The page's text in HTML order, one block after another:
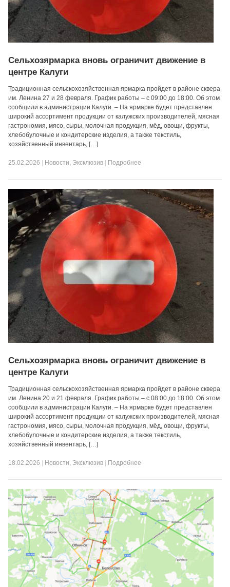
Сельхозярмарка вновь ограничит движение в
центре Калуги
Традиционная сельскохозяйственная ярмарка пройдет в районе сквера
им. Ленина 27 и 28 февраля. График работы – с 09:00 до 18:00. Об этом
сообщили в администрации Калуги. – На ярмарке будет представлен
широкий ассортимент продукции от калужских производителей, мясная
гастрономия, мясо, сыры, молочная продукция, мёд, овощи, фрукты,
хлебобулочные и кондитерские изделия, а также текстиль,
хозяйственный инвентарь, […]
25.02.2026 Новости, Эксклюзив Подробнее
Сельхозярмарка вновь ограничит движение в
центре Калуги
Традиционная сельскохозяйственная ярмарка пройдет в районе сквера
им. Ленина 20 и 21 февраля. График работы – с 08:00 до 18:00. Об этом
сообщили в администрации Калуги. – На ярмарке будет представлен
широкий ассортимент продукции от калужских производителей, мясная
гастрономия, мясо, сыры, молочная продукция, мёд, овощи, фрукты,
хлебобулочные и кондитерские изделия, а также текстиль,
хозяйственный инвентарь, […]
18.02.2026 Новости, Эксклюзив Подробнее